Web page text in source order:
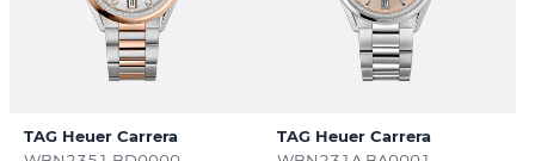
TAG Heuer Carrera
TAG Heuer Carrera